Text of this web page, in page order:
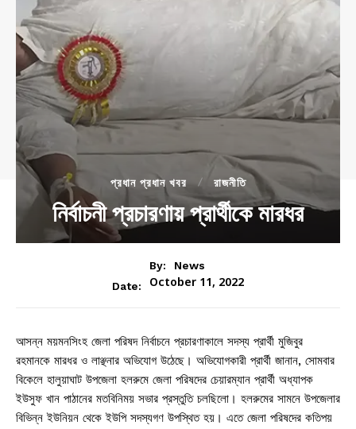
প্রধান প্রধান খবর রাজনীতি
নির্বাচনী প্রচারণায় প্রার্থীকে মারধর
By:
News
Date:
October 11, 2022
আসন্ন ময়মনসিংহ জেলা পরিষদ নির্বাচনে প্রচারণাকালে সদস্য প্রার্থী মুজিবুর
রহমানকে মারধর ও লাঞ্ছনার অভিযোগ উঠেছে। অভিযোগকারী প্রার্থী জানান, সোমবার
বিকেলে হালুয়াঘাট উপজেলা হলরুমে জেলা পরিষদের চেয়ারম্যান প্রার্থী অধ্যাপক
ইউসুফ খান পাঠানের মতবিনিময় সভার প্রস্তুতি চলছিলো। হলরুমের সামনে উপজেলার
বিভিন্ন ইউনিয়ন থেকে ইউপি সদস্যগণ উপস্থিত হয়। এতে জেলা পরিষদের কতিপয়